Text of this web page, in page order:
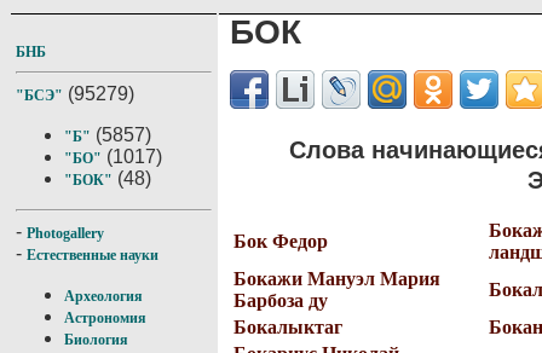
БНБ
"БСЭ" (95279)
"Б" (5857)
"БО" (1017)
"БОК" (48)
- Photogallery
- Естественные науки
Археология
Астрономия
Биология
БОК
Слова
Бок Федор
Бокажи Мануэл Мария
Барбоза ду
Бокалыктаг